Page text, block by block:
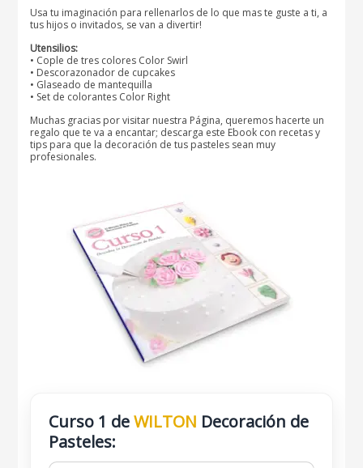
Usa tu imaginación para rellenarlos de lo que mas te guste a ti, a
tus hijos o invitados, se van a divertir!
Utensilios:
• Cople de tres colores Color Swirl
• Descorazonador de cupcakes
• Glaseado de mantequilla
• Set de colorantes Color Right
Muchas gracias por visitar nuestra Página, queremos hacerte un
regalo que te va a encantar; descarga este Ebook con recetas y
tips para que la decoración de tus pasteles sean muy
profesionales.
Curso 1 deWILTON Decoración de
Pasteles: